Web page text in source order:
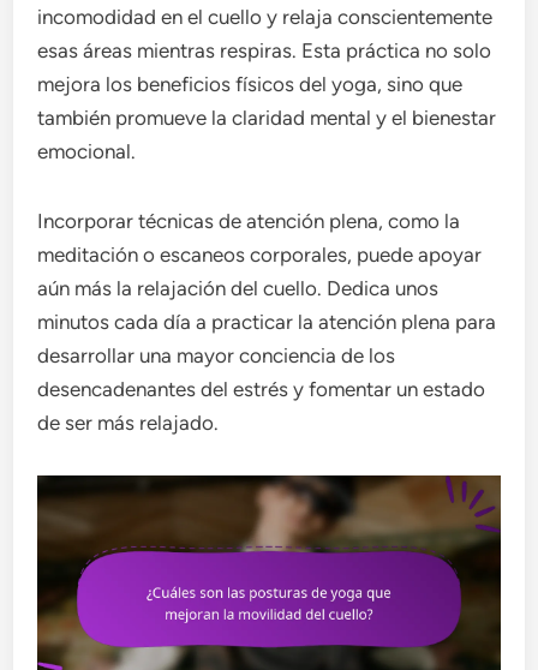
incomodidad en el cuello y relaja conscientemente
esas áreas mientras respiras. Esta práctica no solo
mejora los beneficios físicos del yoga, sino que
también promueve la claridad mental y el bienestar
emocional.
Incorporar técnicas de atención plena, como la
meditación o escaneos corporales, puede apoyar
aún más la relajación del cuello. Dedica unos
minutos cada día a practicar la atención plena para
desarrollar una mayor conciencia de los
desencadenantes del estrés y fomentar un estado
de ser más relajado.